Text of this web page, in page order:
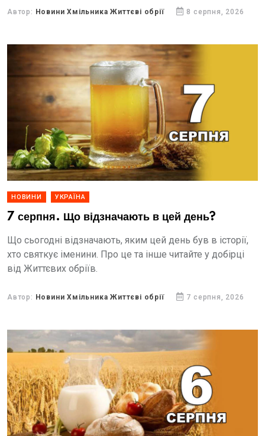
Автор: Новини Хмільника Життєві обрії 8 серпня, 2026
НОВИНИ УКРАЇНА
7 серпня. Що відзначають в цей день?
Що сьогодні відзначають, яким цей день був в історії,
хто святкує іменини. Про це та інше читайте у добірці
від Життєвих обріїв.
Автор: Новини Хмільника Життєві обрії 7 серпня, 2026